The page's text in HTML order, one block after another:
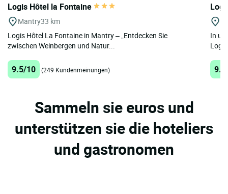
Logis Hôtel la Fontaine
Mantry33 km
Logis Hôtel La Fontaine in Mantry – „Entdecken Sie
zwischen Weinbergen und Natur...
9.5/10 (249 Kundenmeinungen)
In
Sammeln sie euros und
unterstützen sie die hoteliers
und gastronomen